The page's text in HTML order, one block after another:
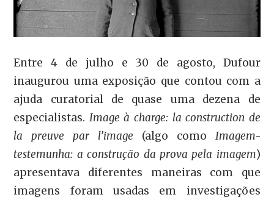
Entre 4 de julho e 30 de agosto, Dufour
inaugurou uma exposição que contou com a
ajuda curatorial de quase uma dezena de
especialistas. Image à charge: la construction de
la preuve par l’image (algo como Imagem-
testemunha: a construção da prova pela imagem)
apresentava diferentes maneiras com que
imagens foram usadas em investigações